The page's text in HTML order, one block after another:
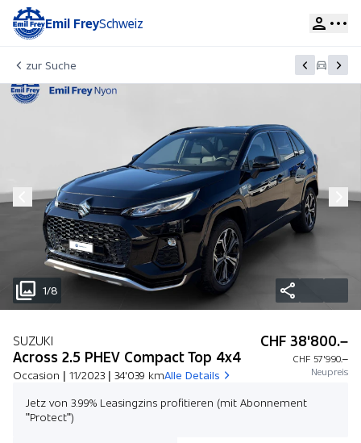
Emil FreySchweiz
zur Suche
1/8
SUZUKI
Across 2.5 PHEV Compact Top 4x4
Occasion | 11/2023 | 34'039 kmAlle Details
CHF 38'800.–
CHF 57'990.–
Neupreis
Jetz von 3.99% Leasingzins profitieren (mit Abonnement
"Protect")